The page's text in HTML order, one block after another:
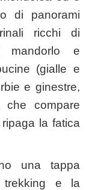
di panorami
ricchi di
e
(gialle e
e ginestre,
compare
la fatica
una tappa
trekking e la